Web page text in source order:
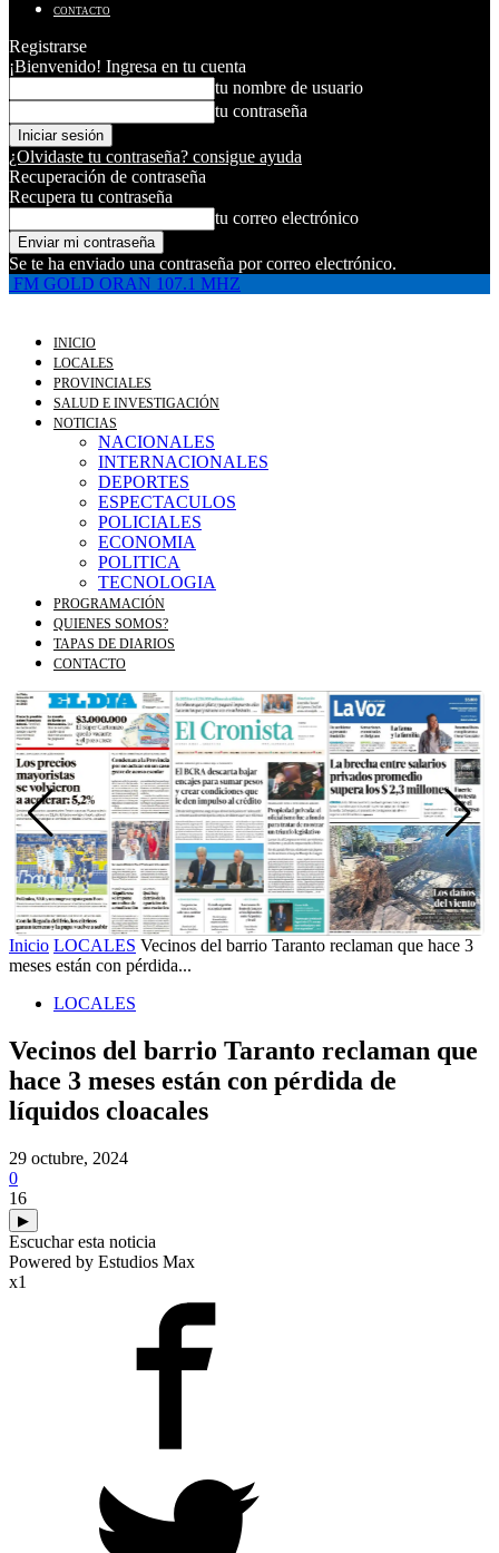
CONTACTO
Registrarse
¡Bienvenido! Ingresa en tu cuenta
tu nombre de usuario
tu contraseña
¿Olvidaste tu contraseña? consigue ayuda
Recuperación de contraseña
Recupera tu contraseña
tu correo electrónico
Se te ha enviado una contraseña por correo electrónico.
FM GOLD ORAN 107.1 MHZ
INICIO
LOCALES
PROVINCIALES
SALUD E INVESTIGACIÓN
NOTICIAS
NACIONALES
INTERNACIONALES
DEPORTES
ESPECTACULOS
POLICIALES
ECONOMIA
POLITICA
TECNOLOGIA
PROGRAMACIÓN
QUIENES SOMOS?
TAPAS DE DIARIOS
CONTACTO
Inicio LOCALES Vecinos del barrio Taranto reclaman que hace 3
meses están con pérdida...
LOCALES
Vecinos del barrio Taranto reclaman que
hace 3 meses están con pérdida de
líquidos cloacales
29 octubre, 2024
0
16
▶
Escuchar esta noticia
Powered by Estudios Max
x1